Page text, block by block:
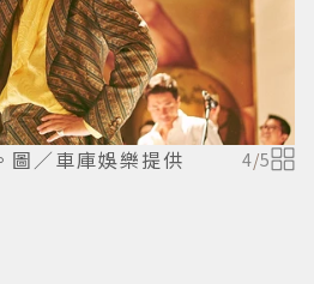
圖／車庫娛樂提供 4/5